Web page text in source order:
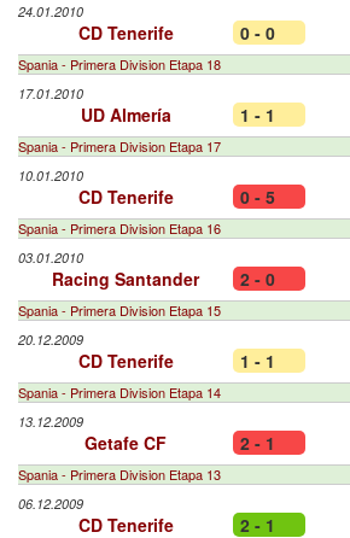
24.01.2010
CD Tenerife 0 - 0
Spania - Primera Division Etapa 18
17.01.2010
UD Almería 1 - 1
Spania - Primera Division Etapa 17
10.01.2010
CD Tenerife 0 - 5
Spania - Primera Division Etapa 16
03.01.2010
Racing Santander 2 - 0
Spania - Primera Division Etapa 15
20.12.2009
CD Tenerife 1 - 1
Spania - Primera Division Etapa 14
13.12.2009
Getafe CF 2 - 1
Spania - Primera Division Etapa 13
06.12.2009
CD Tenerife 2 - 1